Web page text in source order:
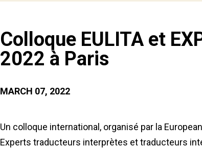
Colloque EULITA et
2022 à Paris
MARCH 07, 2022
Un colloque international, organisé par la
Experts traducteurs interprètes et traducteurs